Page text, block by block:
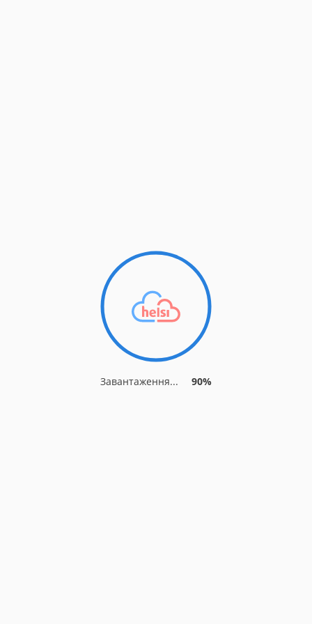
Завантаження... 90%